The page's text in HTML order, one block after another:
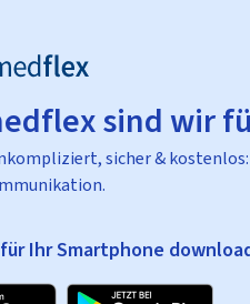
sind wir
sicher &
Ihr Smartphone